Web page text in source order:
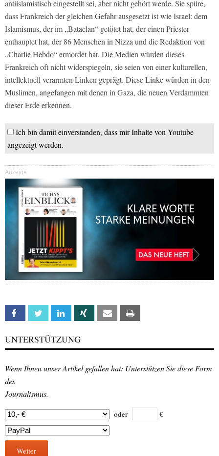
antiislamistisch eingestellt sei, aber nicht gehört werde. Sie spüre,
dass Frankreich der gleichen Gefahr ausgesetzt ist wie Israel: dem
Islamismus, der im „Bataclan“ getötet hat, der einen Priester
enthauptet hat, der 86 Menschen in Nizza und die Redaktion von
„Charlie Hebdo“ ermordet hat. Die Medien würden dieses
Frankreich oft nicht widerspiegeln, sie seien von einer kulturellen,
intellektuell verarmten Linken geprägt. Diese Linke würden in den
Muslimen, angefangen mit denen in Gaza, die neuen Verdammten
dieser Erde erkennen.
Ich bin damit einverstanden, dass mir Inhalte von Youtube
angezeigt werden.
Anzeige
Facebook Twitter Linkedin Xing Email
UNTERSTÜTZUNG
Wenn Ihnen unser Artikel gefallen hat: Unterstützen Sie diese Form
des
Journalismus.
oder €
Weiter